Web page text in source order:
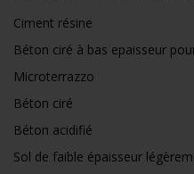
Ciment résine
Béton ciré à bas epaisseur
Microterrazzo
Béton ciré
Béton acidifié
Sol de faible épaisseur